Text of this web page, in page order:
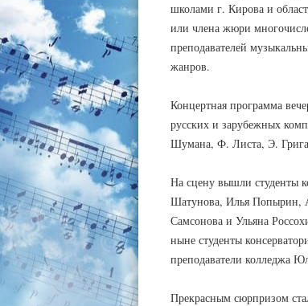
школами г. Кирова и
или члена жюри
преподавателей
жанров.
Концертная программа
русских и зарубежных
Шумана, Ф. Листа, Э.
На сцену вышли студенты
Шатунова, Илья Попырин,
Самсонова и Ульяна
ныне студенты
преподаватели колледжа
Прекрасным сюрпризом